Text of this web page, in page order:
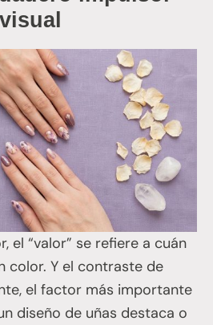
el “valor” se refiere a cuán
color. Y el contraste de
el factor más importante
diseño de uñas destaca o